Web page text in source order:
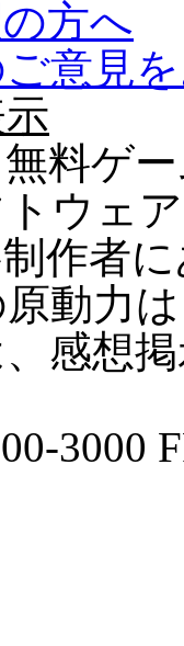
方へ
意見
料ゲ
ウェ
作者
動力
感想
3000